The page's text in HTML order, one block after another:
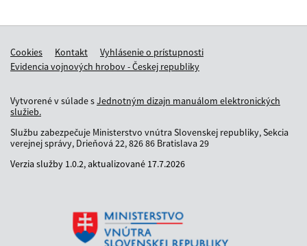
Cookies Kontakt
Vyhlásenie o prístupnosti
Evidencia vojnových hrobov - Českej republiky
Vytvorené v súlade sJednotným dizajn manuálom elektronických
služieb.
Službu zabezpečuje Ministerstvo vnútra Slovenskej republiky, Sekcia
verejnej správy, Drieňová 22, 826 86 Bratislava 29
Verzia služby 1.0.2,aktualizované 17.7.2026